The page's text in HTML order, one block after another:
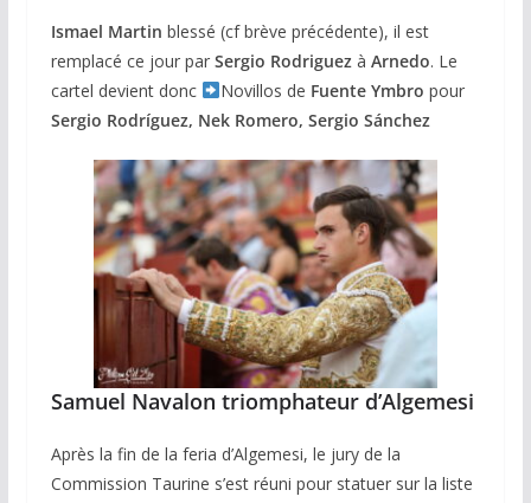
Ismael Martin blessé (cf brève précédente), il est
remplacé ce jour par Sergio Rodriguezà Arnedo. Le
cartel devient donc
Novillos de Fuente Ymbro pour
Sergio Rodríguez, Nek Romero, Sergio Sánchez
Samuel Navalon triomphateur d’Algemesi
Après la fin de la feria d’Algemesi, le jury de la
Commission Taurine s’est réuni pour statuer sur la liste